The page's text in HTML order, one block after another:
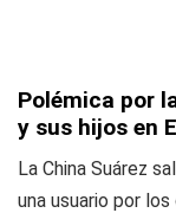
Polémica por
y sus hijos en
La China Suárez
una usuario por